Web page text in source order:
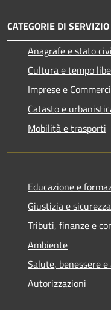
CATEGORIE DI SERVIZIO
Anagrafe e stato
Cultura e tempo
Imprese e
Catasto e
Mobilità e trasporti
Educazione e
Giustizia e
Tributi, finanze e
Ambiente
Salute, benessere
Autorizzazioni